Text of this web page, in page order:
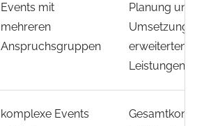
Events mit
mehreren
Anspruchsgruppen
Planung und
Umsetzung
erweiterten
Leistungen
komplexe Events